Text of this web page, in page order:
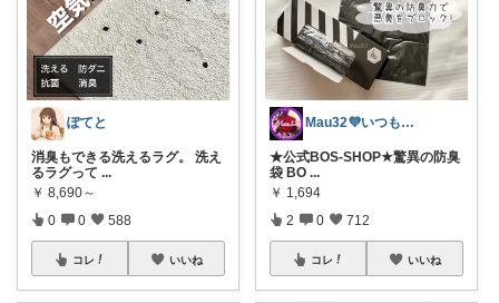
ぽてと
消臭もできる洗えるラグ。 洗え
るラグって ...
￥ 8,690～
0 0 588
コレ いいね
Mau32💜いつも有難うございます😊
★公式BOS-SHOP★驚異の防臭
袋 BO ...
￥ 1,694
2 0 712
コレ いいね